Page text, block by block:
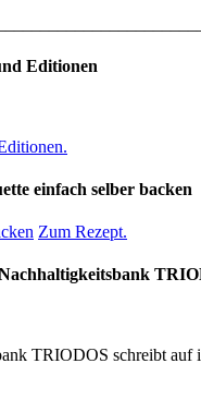
Editionen
einfach selber backen
Zum Rezept.
TRIODOS schreibt auf